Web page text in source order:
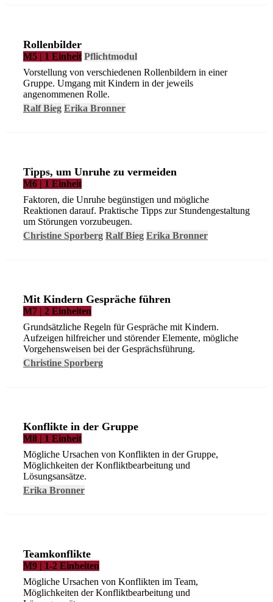
Rollenbilder
M5 | 1 Einheit Pflichtmodul
Vorstellung von verschiedenen Rollenbildern in einer
Gruppe. Umgang mit Kindern in der jeweils
angenommenen Rolle.
Ralf Bieg Erika Bronner
Tipps, um Unruhe zu vermeiden
M6 | 1 Einheit
Faktoren, die Unruhe begünstigen und mögliche
Reaktionen darauf. Praktische Tipps zur Stundengestaltung
um Störungen vorzubeugen.
Christine Sporberg Ralf Bieg Erika Bronner
Mit Kindern Gespräche führen
M7 | 2 Einheiten
Grundsätzliche Regeln für Gespräche mit Kindern.
Aufzeigen hilfreicher und störender Elemente, mögliche
Vorgehensweisen bei der Gesprächsführung.
Christine Sporberg
Konflikte in der Gruppe
M8 | 1 Einheit
Mögliche Ursachen von Konflikten in der Gruppe,
Möglichkeiten der Konfliktbearbeitung und
Lösungsansätze.
Erika Bronner
Teamkonflikte
M9 | 1-2 Einheiten
Mögliche Ursachen von Konflikten im Team,
Möglichkeiten der Konfliktbearbeitung und